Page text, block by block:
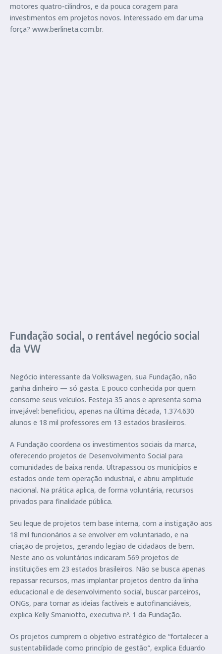
motores quatro-cilindros, e da pouca coragem para
investimentos em projetos novos. Interessado em dar uma
força? www.berlineta.com.br.
Fundação social, o rentável negócio social
da VW
Negócio interessante da Volkswagen, sua Fundação, não
ganha dinheiro — só gasta. E pouco conhecida por quem
consome seus veículos. Festeja 35 anos e apresenta soma
invejável: beneficiou, apenas na última década, 1.374.630
alunos e 18 mil professores em 13 estados brasileiros.
A Fundação coordena os investimentos sociais da marca,
oferecendo projetos de Desenvolvimento Social para
comunidades de baixa renda. Ultrapassou os municípios e
estados onde tem operação industrial, e abriu amplitude
nacional. Na prática aplica, de forma voluntária, recursos
privados para finalidade pública.
Seu leque de projetos tem base interna, com a instigação aos
18 mil funcionários a se envolver em voluntariado, e na
criação de projetos, gerando legião de cidadãos de bem.
Neste ano os voluntários indicaram 569 projetos de
instituições em 23 estados brasileiros. Não se busca apenas
repassar recursos, mas implantar projetos dentro da linha
educacional e de desenvolvimento social, buscar parceiros,
ONGs, para tornar as ideias factíveis e autofinanciáveis,
explica Kelly Smaniotto, executiva nº. 1 da Fundação.
Os projetos cumprem o objetivo estratégico de “fortalecer a
sustentabilidade como princípio de gestão”, explica Eduardo